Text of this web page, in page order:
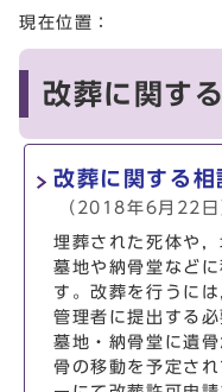
ここから本文です
現在位置：
改葬に関す
改葬に関する相
（2018年6月22日
埋葬された死体や
墓地や納骨堂など
す。改葬を行うに
管理者に提出する
墓地・納骨堂に遺
骨の移動を予定さ